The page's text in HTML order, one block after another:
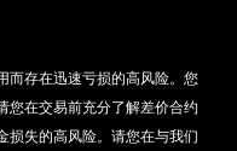
而存在迅速亏损的高风险。您
您在交易前充分了解差价合约
损失的高风险。请您在与我们